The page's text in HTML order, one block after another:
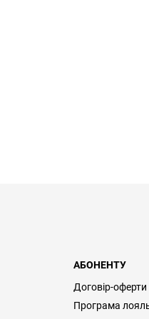
АБОНЕНТУ
Договір-оферти
Програма